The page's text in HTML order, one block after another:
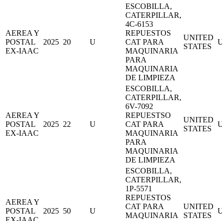
AEREA Y
POSTAL
EX-IAAC
2025 20 U
ESCOBILLA,
CATERPILLAR,
4C-6153
REPUESTOS
CAT PARA
MAQUINARIA
PARA
MAQUINARIA
DE LIMPIEZA
UNITED
STATES
AEREA Y
POSTAL
EX-IAAC
2025 22 U
ESCOBILLA,
CATERPILLAR,
6V-7092
REPUESTSO
CAT PARA
MAQUINARIA
PARA
MAQUINARIA
DE LIMPIEZA
UNITED
STATES
AEREA Y
POSTAL
2025 50 U
ESCOBILLA,
CATERPILLAR,
1P-5571
REPUESTOS
CAT PARA
MAQUINARIA
UNITED
STATES